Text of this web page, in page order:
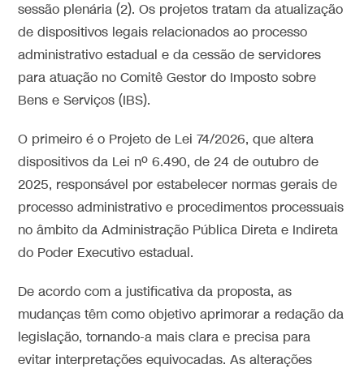
sessão plenária (2). Os projetos tratam da atualização
de dispositivos legais relacionados ao processo
administrativo estadual e da cessão de servidores
para atuação no Comitê Gestor do Imposto sobre
Bens e Serviços (IBS).
O primeiro é o Projeto de Lei 74/2026, que altera
dispositivos da Lei nº 6.490, de 24 de outubro de
2025, responsável por estabelecer normas gerais de
processo administrativo e procedimentos processuais
no âmbito da Administração Pública Direta e Indireta
do Poder Executivo estadual.
De acordo com a justificativa da proposta, as
mudanças têm como objetivo aprimorar a redação da
legislação, tornando-a mais clara e precisa para
evitar interpretações equivocadas. As alterações